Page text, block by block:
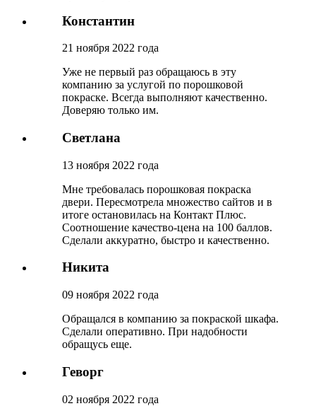
Константин
21 ноября 2022 года
Уже не первый раз обращаюсь в эту
компанию за услугой по порошковой
покраске. Всегда выполняют качественно.
Доверяю только им.
Светлана
13 ноября 2022 года
Мне требовалась порошковая покраска
двери. Пересмотрела множество сайтов и в
итоге остановилась на Контакт Плюс.
Соотношение качество-цена на 100 баллов.
Сделали аккуратно, быстро и качественно.
Никита
09 ноября 2022 года
Обращался в компанию за покраской шкафа.
Сделали оперативно. При надобности
обращусь еще.
Геворг
02 ноября 2022 года